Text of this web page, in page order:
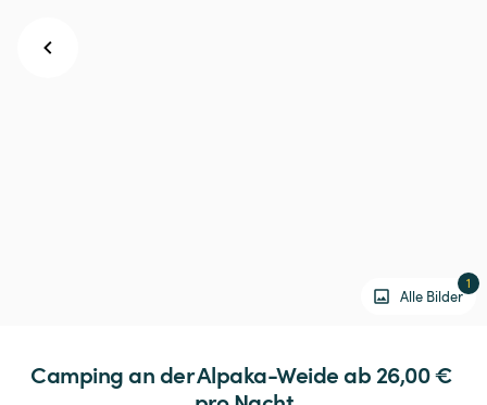
Alle Bilder
1
CampinganderAlpaka-Weide ab 26,00 €